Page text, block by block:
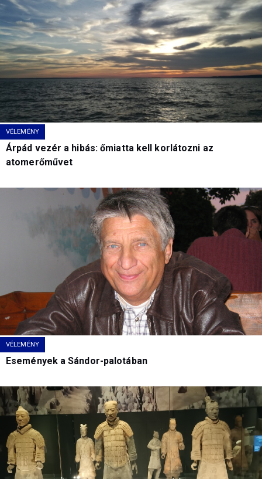
VÉLEMÉNY
Árpád vezér a hibás: őmiatta kell korlátozni az
atomerőművet
VÉLEMÉNY
Események a Sándor-palotában